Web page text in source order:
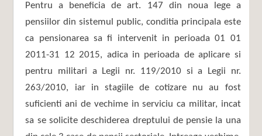
Pentru a beneficia de art. 147 din noua lege a
pensiilor din sistemul public, conditia principala este
ca pensionarea sa fi intervenit in perioada 01 01
2011-31 12 2015, adica in perioada de aplicare si
pentru militari a Legii nr. 119/2010 si a Legii nr.
263/2010, iar in stagiile de cotizare nu au fost
suficienti ani de vechime in serviciu ca militar, incat
sa se solicite deschiderea dreptului de pensie la una